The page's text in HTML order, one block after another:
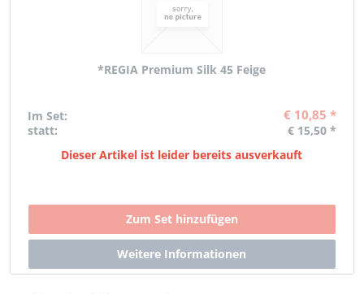
*REGIA Premium Silk 45 Feige
Im Set: € 10,85 *
statt:
€ 15,50 *
Dieser Artikel ist leider bereits ausverkauft